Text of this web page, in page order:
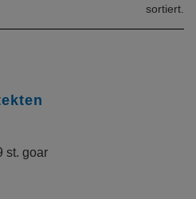
sortiert.
st. goar